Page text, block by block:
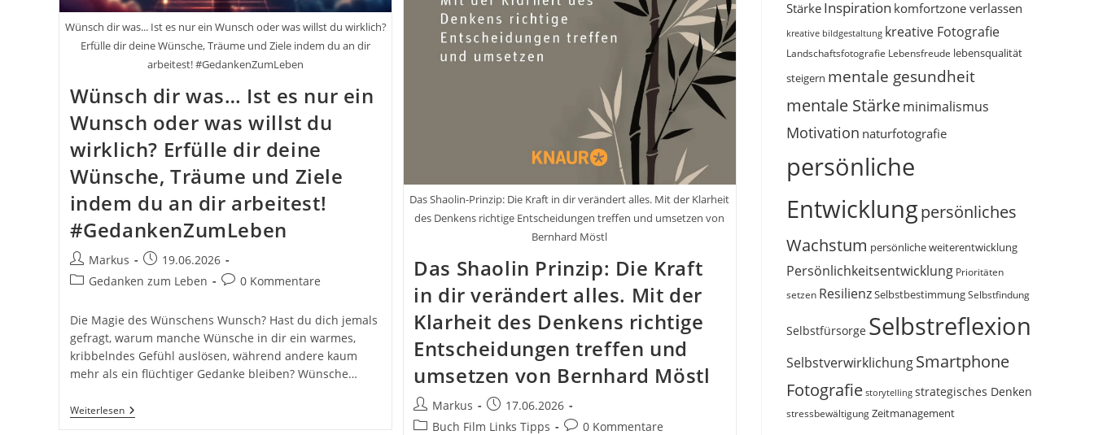
Biking
Borders
Von
Nono
Konopka
Wünsch dir was... Ist es nur ein Wunsch oder was willst du wirklich?
Erfülle dir deine Wünsche, Träume und Ziele indem du an dir
arbeitest! #GedankenZumLeben
Wünsch dir was… Ist es nur ein
Wunsch oder was willst du
wirklich? Erfülle dir deine
Wünsche, Träume und Ziele
indem du an dir arbeitest!
#GedankenZumLeben
Beitrags-
Autor:
Markus
Beitrag
veröffentlicht:
19.06.2026
Beitrags-
Gedanken zum Leben
Beitrags-
0 Kommentare
Die Magie des Wünschens Wunsch? Hast du dich jemals
gefragt, warum manche Wünsche in dir ein warmes,
kribbelndes Gefühl auslösen, während andere kaum
mehr als ein flüchtiger Gedanke bleiben? Wünsche…
WeiterlesenWünsch
Dir
Das Shaolin-Prinzip: Die Kraft in dir verändert alles. Mit der Klarheit
des Denkens richtige Entscheidungen treffen und umsetzen von
Bernhard Möstl
Das Shaolin Prinzip: Die Kraft
in dir verändert alles. Mit der
Klarheit des Denkens richtige
Entscheidungen treffen und
umsetzen von Bernhard Möstl
Beitrags-
Autor:
Markus
Beitrag
veröffentlicht:
17.06.2026
Beitrags-
Buch Film Links Tipps
Beitrags-
0 Kommentare
Stärke Inspiration komfortzone verlassen
kreative bildgestaltung kreative Fotografie
Landschaftsfotografie Lebensfreude lebensqualität
steigern mentale gesundheit
mentale Stärkeminimalismus
Motivation naturfotografie
persönliche
Entwicklungpersönliches
Wachstum persönliche weiterentwicklung
Persönlichkeitsentwicklung Prioritäten
setzen ResilienzSelbstbestimmungSelbstfindung
Selbstfürsorge Selbstreflexion
SelbstverwirklichungSmartphone
Fotografie storytelling strategisches Denken
stressbewältigung Zeitmanagement